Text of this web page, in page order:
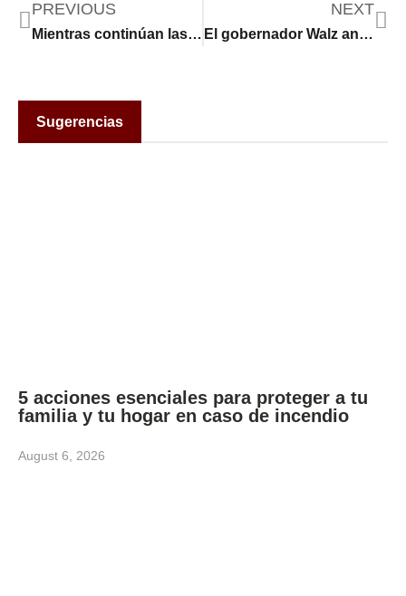
PREVIOUS
Mientras continúan las operaciones del ICE, los padres inmigrantes buscan hacer arreglos para sus hijos
NEXT
El gobernador Walz anuncia un nuevo cargo para combatir el fraude en los programas de servicios de Minnesota
Sugerencias
5 acciones esenciales para proteger a tu
familia y tu hogar en caso de incendio
August 6, 2026